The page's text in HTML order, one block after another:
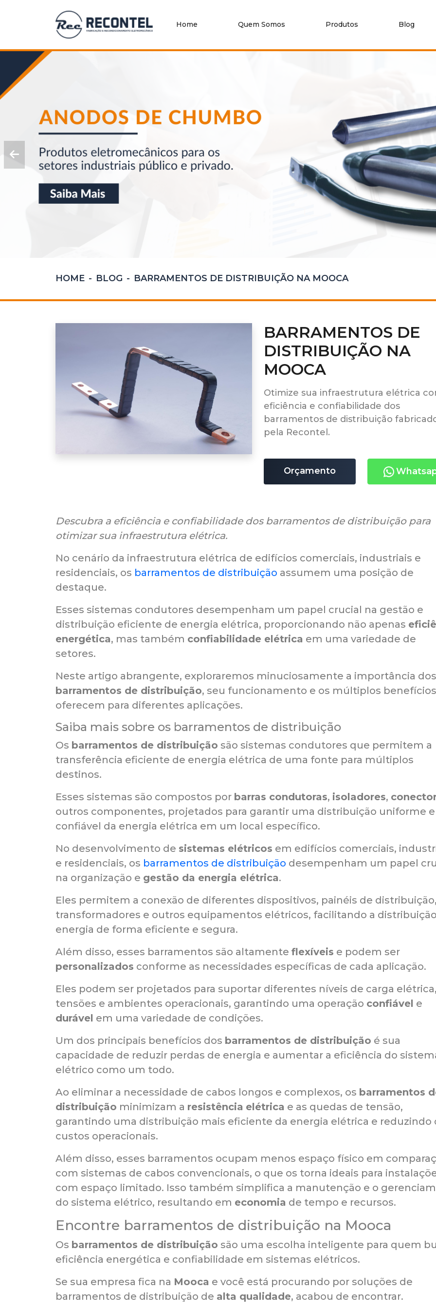
Home Quem Somos Produtos Blog
Home
Quem
Somos
Contato
HOME BLOG BARRAMENTOS DE DISTRIBUIÇÃO NA MOOCA
BARRAMENTOS DE
DISTRIBUIÇÃO NA
MOOCA
Otimize sua infraestrutura elétrica
eficiência e confiabilidade dos
barramentos de distribuição
pela Recontel.
Orçamento
Descubra a eficiência e confiabilidade dos barramentos de distribuição para
otimizar sua infraestrutura elétrica.
No cenário da infraestrutura elétrica de edifícios comerciais, industriais e
residenciais, os barramentos de distribuição assumem uma posição de
destaque.
Esses sistemas condutores desempenham um papel crucial na gestão e
distribuição eficiente de energia elétrica, proporcionando não apenas
energética, mas também confiabilidade elétrica em uma variedade de
setores.
Neste artigo abrangente, exploraremos minuciosamente a importância dos
barramentos de distribuição, seu funcionamento e os múltiplos
oferecem para diferentes aplicações.
Saiba mais sobre os barramentos de distribuição
Os barramentos de distribuição são sistemas condutores que permitem a
transferência eficiente de energia elétrica de uma fonte para múltiplos
destinos.
Esses sistemas são compostos por barras condutoras, isoladores,
outros componentes, projetados para garantir uma distribuição uniforme e
confiável da energia elétrica em um local específico.
No desenvolvimento de sistemas elétricos em edifícios comerciais,
e residenciais, os barramentos de distribuição desempenham um papel
na organização e gestão da energia elétrica.
Eles permitem a conexão de diferentes dispositivos, painéis de distribuição,
transformadores e outros equipamentos elétricos, facilitando a
energia de forma eficiente e segura.
Além disso, esses barramentos são altamente flexíveis e podem ser
personalizados conforme as necessidades específicas de cada aplicação.
Eles podem ser projetados para suportar diferentes níveis de carga elétrica,
tensões e ambientes operacionais, garantindo uma operação confiável e
durável em uma variedade de condições.
Um dos principais benefícios dos barramentos de distribuição é sua
capacidade de reduzir perdas de energia e aumentar a eficiência do
elétrico como um todo.
Ao eliminar a necessidade de cabos longos e complexos, os barramentos
distribuição minimizam a resistência elétrica e as quedas de tensão,
garantindo uma distribuição mais eficiente da energia elétrica e reduzindo
custos operacionais.
Além disso, esses barramentos ocupam menos espaço físico em
com sistemas de cabos convencionais, o que os torna ideais para
com espaço limitado. Isso também simplifica a manutenção e o
do sistema elétrico, resultando em economia de tempo e recursos.
Encontre barramentos de distribuição na Mooca
Os barramentos de distribuição são uma escolha inteligente para quem
eficiência energética e confiabilidade em sistemas elétricos.
Se sua empresa fica na Mooca e você está procurando por soluções de
barramentos de distribuição de alta qualidade, acabou de encontrar.